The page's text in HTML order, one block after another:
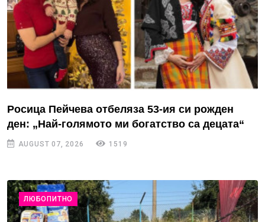
Росица Пейчева отбеляза 53-ия си рожден
ден: „Най-голямото ми богатство са децата“
AUGUST 07, 2026 1519
ЛЮБОПИТНО